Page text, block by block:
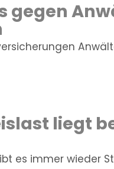
gegen
liegt
es immer wieder